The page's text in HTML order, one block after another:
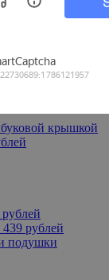
крышкой
рублей
подушки